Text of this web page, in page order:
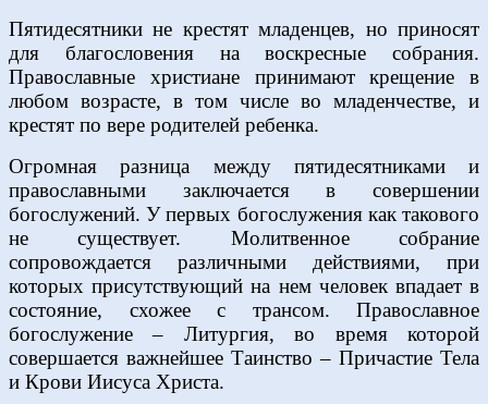
Пятидесятники не крестят младенцев, но приносят
для благословения на воскресные собрания.
Православные христиане принимают крещение в
любом возрасте, в том числе во младенчестве, и
крестят по вере родителей ребенка.
Огромная разница между пятидесятниками и
православными заключается в совершении
богослужений. У первых богослужения как такового
не существует. Молитвенное собрание
сопровождается различными действиями, при
которых присутствующий на нем человек впадает в
состояние, схожее с трансом. Православное
богослужение – Литургия, во время которой
совершается важнейшее Таинство – Причастие Тела
и Крови Иисуса Христа.